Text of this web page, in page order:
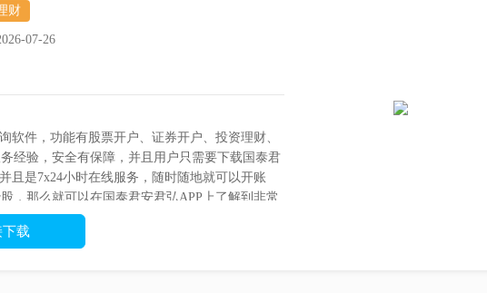
财
07-26
软件，功能有股票开户、证券开户、投资理财、
经验，安全有保障，并且用户只需要下载国泰君
且是7x24小时在线服务，随时随地就可以开账
，那么就可以在国泰君安君弘APP上了解到非常
载